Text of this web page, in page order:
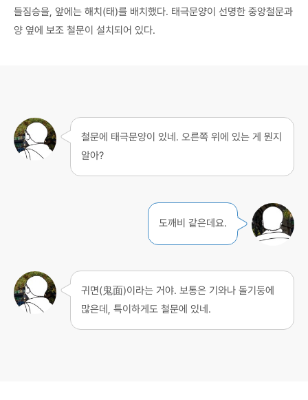
들짐승을, 앞에는 해치(태)를 배치했다. 태극문양이 선명한 중앙철문과
양 옆에 보조 철문이 설치되어 있다.
철문에 태극문양이 있네. 오른쪽 위에 있는 게 뭔지
알아?
도깨비 같은데요.
귀면(鬼面)이라는 거야. 보통은 기와나 돌기둥에
많은데, 특이하게도 철문에 있네.